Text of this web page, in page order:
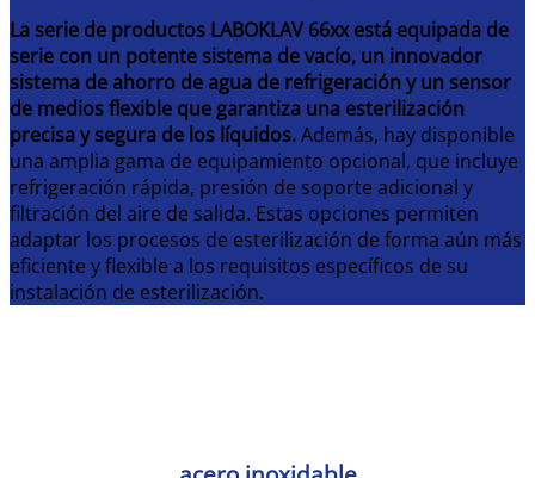
La serie de productos LABOKLAV 66xx está equipada de
serie con un potente sistema de vacío, un innovador
sistema de ahorro de agua de refrigeración y un sensor
de medios flexible que garantiza una esterilización
precisa y segura de los líquidos.Además, hay disponible
una amplia gama de equipamiento opcional, que incluye
refrigeración rápida, presión de soporte adicional y
filtración del aire de salida. Estas opciones permiten
adaptar los procesos de esterilización de forma aún más
eficiente y flexible a los requisitos específicos de su
instalación de esterilización.